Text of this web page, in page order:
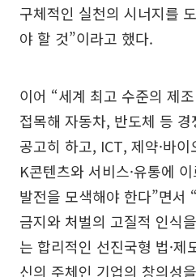
구체적인 실천의 시너지를
야 할 것”이라고 했다.
이어 “세계 최고 수준의 제
접목해 자동차, 반도체 등
공고히 하고, ICT, 제약·바
K콘텐츠와 서비스·유통에
발전을 모색해야 한다”면서
금지와 처벌의 고질적 인식
는 합리적인 선진국형 법·제
신의 주체인 기업의 창의성